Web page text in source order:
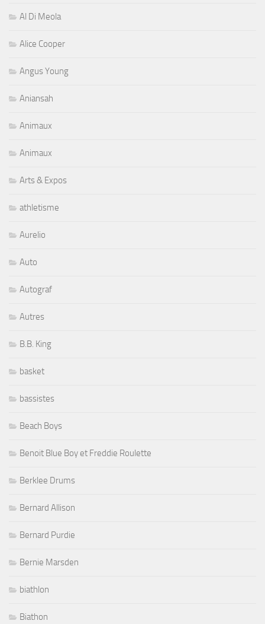
Al Di Meola
Alice Cooper
Angus Young
Aniansah
Animaux
Animaux
Arts & Expos
athletisme
Aurelio
Auto
Autograf
Autres
B.B. King
basket
bassistes
Beach Boys
Benoit Blue Boy et Freddie Roulette
Berklee Drums
Bernard Allison
Bernard Purdie
Bernie Marsden
biathlon
Biathon